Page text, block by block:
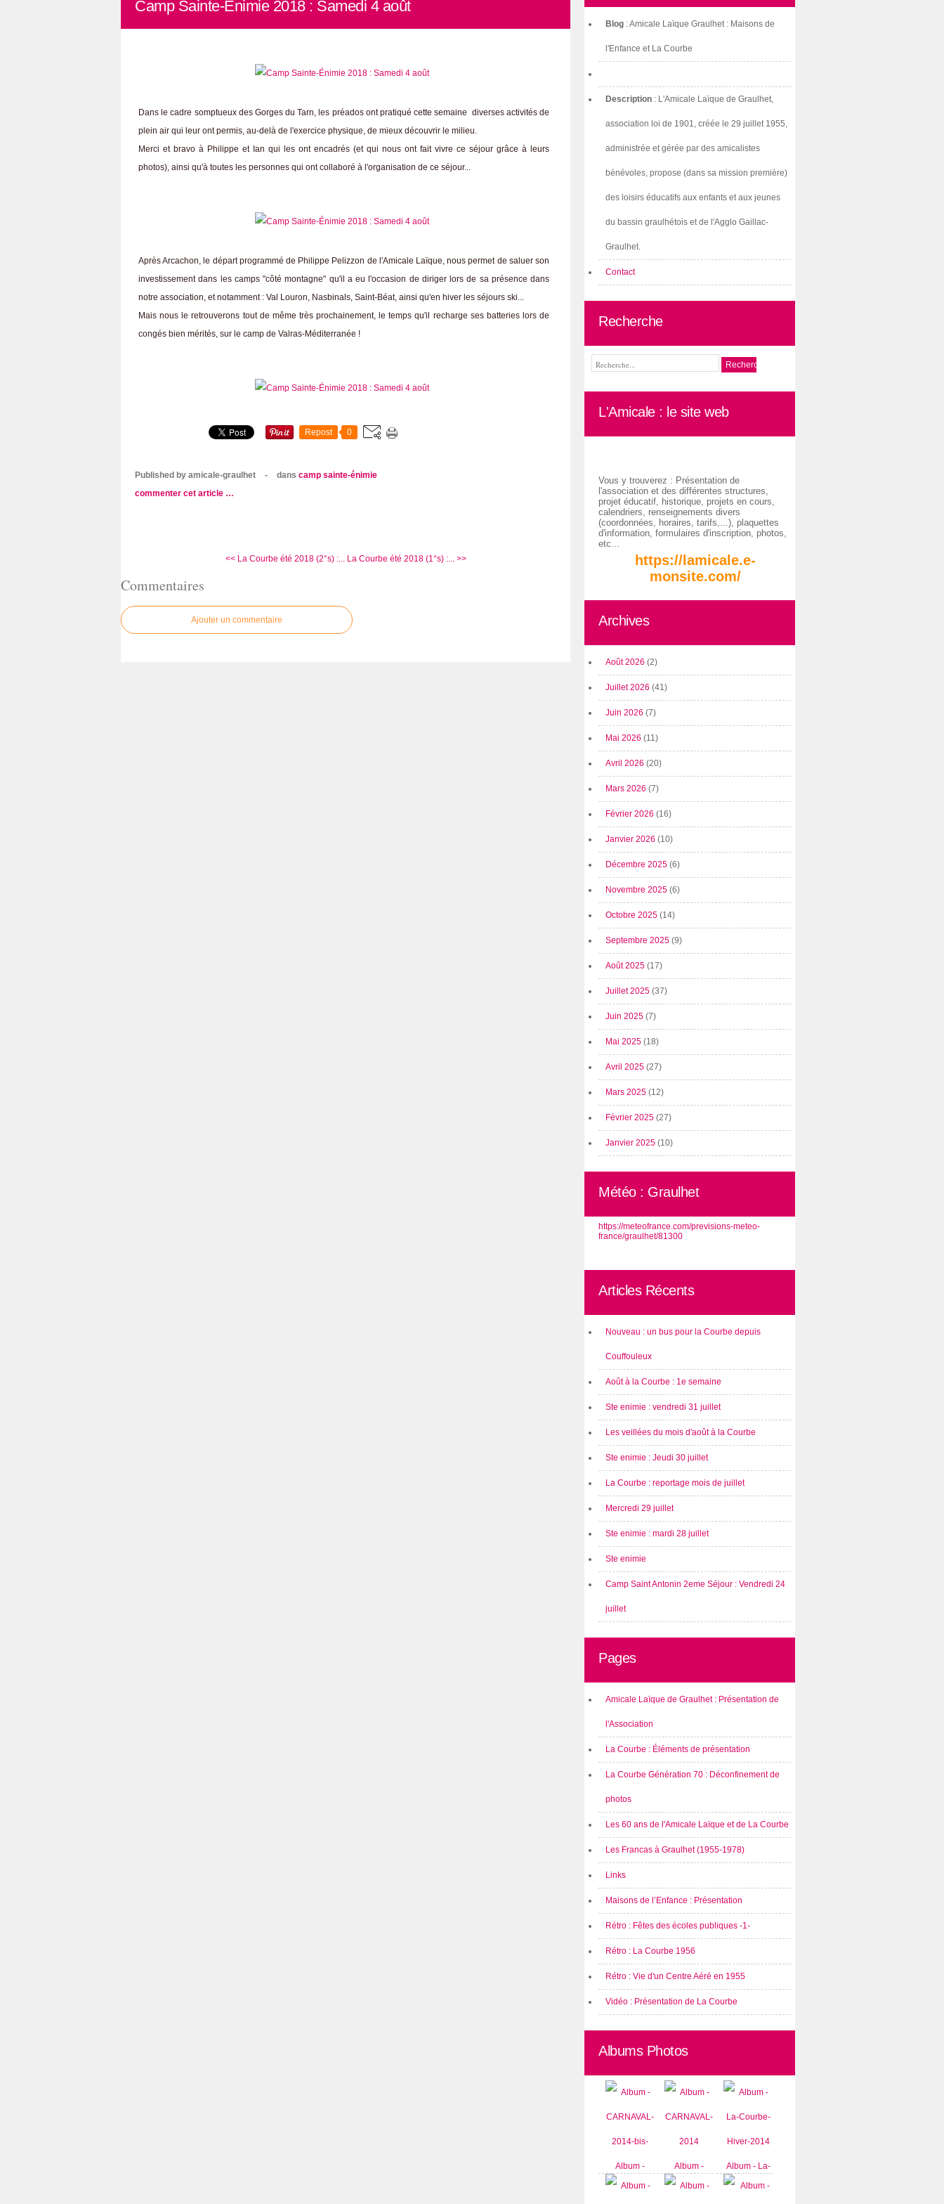
Camp Sainte-Énimie 2018 : Samedi 4 août
Dans le cadre somptueux des Gorges du Tarn, les préados ont pratiqué cette semaine diverses activités de
plein air qui leur ont permis, au-delà de l'exercice physique, de mieux découvrir le milieu.
Merci et bravo à Philippe et Ian qui les ont encadrés (et qui nous ont fait vivre ce séjour grâce à leurs
photos), ainsi qu'à toutes les personnes qui ont collaboré à l'organisation de ce séjour...
Après Arcachon, le départ programmé de Philippe Pelizzon de l'Amicale Laïque, nous permet de saluer son
investissement dans les camps "côté montagne" qu'il a eu l'occasion de diriger lors de sa présence dans
notre association, et notamment : Val Louron, Nasbinals, Saint-Béat, ainsi qu'en hiver les séjours ski...
Mais nous le retrouverons tout de même très prochainement, le temps qu'il recharge ses batteries lors de
congés bien mérités, sur le camp de Valras-Méditerranée !
Repost 0
Published by amicale-graulhet - dans camp sainte-énimie
commenter cet article …
<< La Courbe été 2018 (2°s) :... La Courbe été 2018 (1°s) :... >>
Commentaires
Ajouter un commentaire
Blog : Amicale Laïque Graulhet : Maisons de
l'Enfance et La Courbe
Description : L'Amicale Laïque de Graulhet,
association loi de 1901, créée le 29 juillet 1955,
administrée et gérée par des amicalistes
bénévoles, propose (dans sa mission première)
des loisirs éducatifs aux enfants et aux jeunes
du bassin graulhétois et de l'Agglo Gaillac-
Graulhet.
Contact
Recherche
L'Amicale : le site web
Vous y trouverez : Présentation de
l'association et des différentes structures,
projet éducatif, historique, projets en cours,
calendriers, renseignements divers
(coordonnées, horaires, tarifs,...), plaquettes
d'information, formulaires d'inscription, photos,
etc...
https://lamicale.e-
monsite.com/
Archives
Août 2026 (2)
Juillet 2026 (41)
Juin 2026 (7)
Mai 2026 (11)
Avril 2026 (20)
Mars 2026 (7)
Février 2026 (16)
Janvier 2026 (10)
Décembre 2025 (6)
Novembre 2025 (6)
Octobre 2025 (14)
Septembre 2025 (9)
Août 2025 (17)
Juillet 2025 (37)
Juin 2025 (7)
Mai 2025 (18)
Avril 2025 (27)
Mars 2025 (12)
Février 2025 (27)
Janvier 2025 (10)
Météo : Graulhet
https://meteofrance.com/previsions-meteo-
france/graulhet/81300
Articles Récents
Nouveau : un bus pour la Courbe depuis
Couffouleux
Août à la Courbe : 1e semaine
Ste enimie : vendredi 31 juillet
Les veillées du mois d'août à la Courbe
Ste enimie : Jeudi 30 juillet
La Courbe : reportage mois de juillet
Mercredi 29 juillet
Ste enimie : mardi 28 juillet
Ste enimie
Camp Saint Antonin 2eme Séjour : Vendredi 24
juillet
Pages
Amicale Laïque de Graulhet : Présentation de
l'Association
La Courbe : Éléments de présentation
La Courbe Génération 70 : Déconfinement de
photos
Les 60 ans de l'Amicale Laïque et de La Courbe
Les Francas à Graulhet (1955-1978)
Links
Maisons de l’Enfance : Présentation
Rétro : Fêtes des écoles publiques -1-
Rétro : La Courbe 1956
Rétro : Vie d'un Centre Aéré en 1955
Vidéo : Présentation de La Courbe
Albums Photos
Album -
CARNAVAL-
Album -
CARNAVAL-
Album - La-
Courbe-